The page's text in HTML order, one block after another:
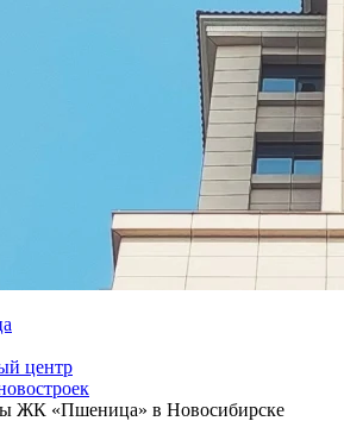
центр
ЖК «Пшеница» в Новосибирске